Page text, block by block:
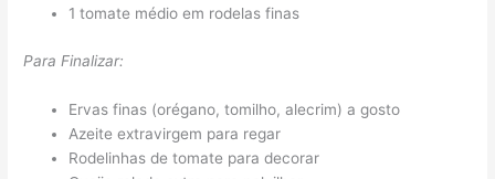
1 tomate médio em rodelas finas
Para Finalizar:
Ervas finas (orégano, tomilho, alecrim) a gosto
Azeite extravirgem para regar
Rodelinhas de tomate para decorar